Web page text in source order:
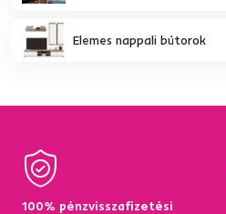
Elemes nappali bútorok
100% pénzvisszafizetési